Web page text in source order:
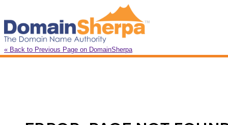
« Back to Previous Page on DomainSherpa